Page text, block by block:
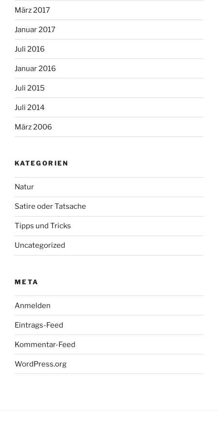
März 2017
Januar 2017
Juli 2016
Januar 2016
Juli 2015
Juli 2014
März 2006
KATEGORIEN
Natur
Satire oder Tatsache
Tipps und Tricks
Uncategorized
META
Anmelden
Eintrags-Feed
Kommentar-Feed
WordPress.org